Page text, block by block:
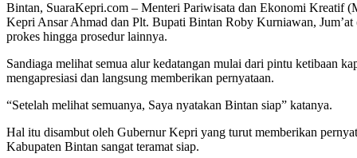
Bintan, SuaraKepri.com – Menteri Pariwisata dan Ekonomi Kreatif
Kepri Ansar Ahmad dan Plt. Bupati Bintan Roby Kurniawan,
prokes hingga prosedur lainnya.
Sandiaga melihat semua alur kedatangan mulai dari pintu ketibaan
mengapresiasi dan langsung memberikan pernyataan.
“Setelah melihat semuanya, Saya nyatakan Bintan siap” katanya.
Hal itu disambut oleh Gubernur Kepri yang turut memberikan
Kabupaten Bintan sangat teramat siap.